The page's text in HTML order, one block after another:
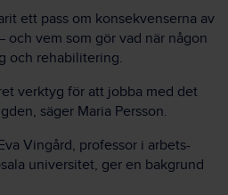
ett pass om konsekvenserna av
och vem som gör vad när någon
och rehabilitering.
verktyg för att jobba med det
säger Maria Persson.
Vingård, professor i arbets-
universitet, ger en bakgrund